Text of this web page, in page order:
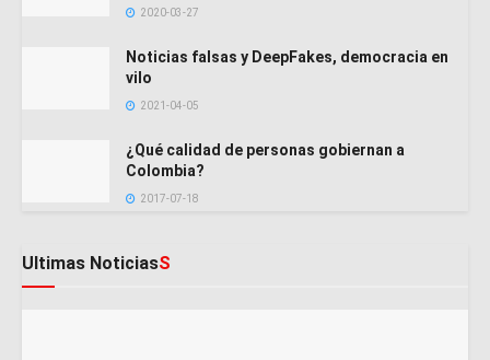
2020-03-27
Noticias falsas y DeepFakes, democracia en
vilo
2021-04-05
¿Qué calidad de personas gobiernan a
Colombia?
2017-07-18
Ultimas NoticiasS